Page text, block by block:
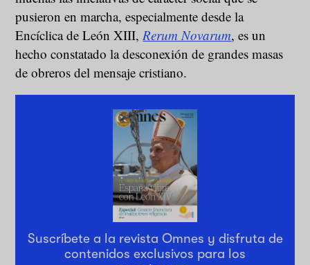
pusieron en marcha, especialmente desde la
Encíclica de León XIII,Rerum Novarum, es un
hecho constatado la desconexión de grandes masas
de obreros del mensaje cristiano.
Suscríbete a la revista Omnes y disfruta de
contenidos exclusivos para los